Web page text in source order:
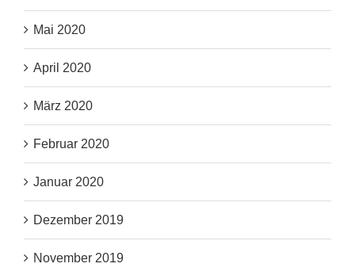
Mai 2020
April 2020
März 2020
Februar 2020
Januar 2020
Dezember 2019
November 2019